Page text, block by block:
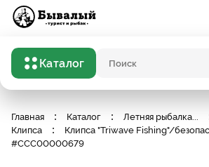
Каталог Поисковый запрос
Главная Каталог Летняя рыбалка...
Клипса
Клипса "Triwave Fishing"/
#CCC00000679